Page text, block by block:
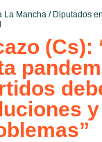
La Mancha/ Diputados
(Cs):